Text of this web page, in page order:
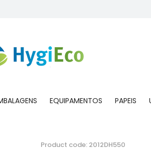
EQUIPAMENTOS PAPEIS
Product code: 2012DH550